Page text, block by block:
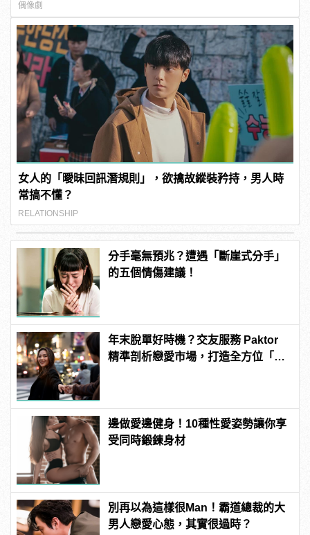
偶像劇
女人的「曖昧回訊潛規則」，欲擒故縱裝矜持，男人時
常搞不懂？
RELATIONSHIP
分手毫無預兆？遭遇「斷崖式分手」
的五個情傷建議！
年末脫單好時機？交友服務 Paktor
精準剖析戀愛市場，打造全方位「情
邊做愛邊健身！10種性愛姿勢讓你享
受同時鍛鍊身材
別再以為這樣很Man！霸道總裁的大
男人戀愛心態，其實很過時？